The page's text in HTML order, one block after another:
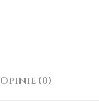
Opinie (0)